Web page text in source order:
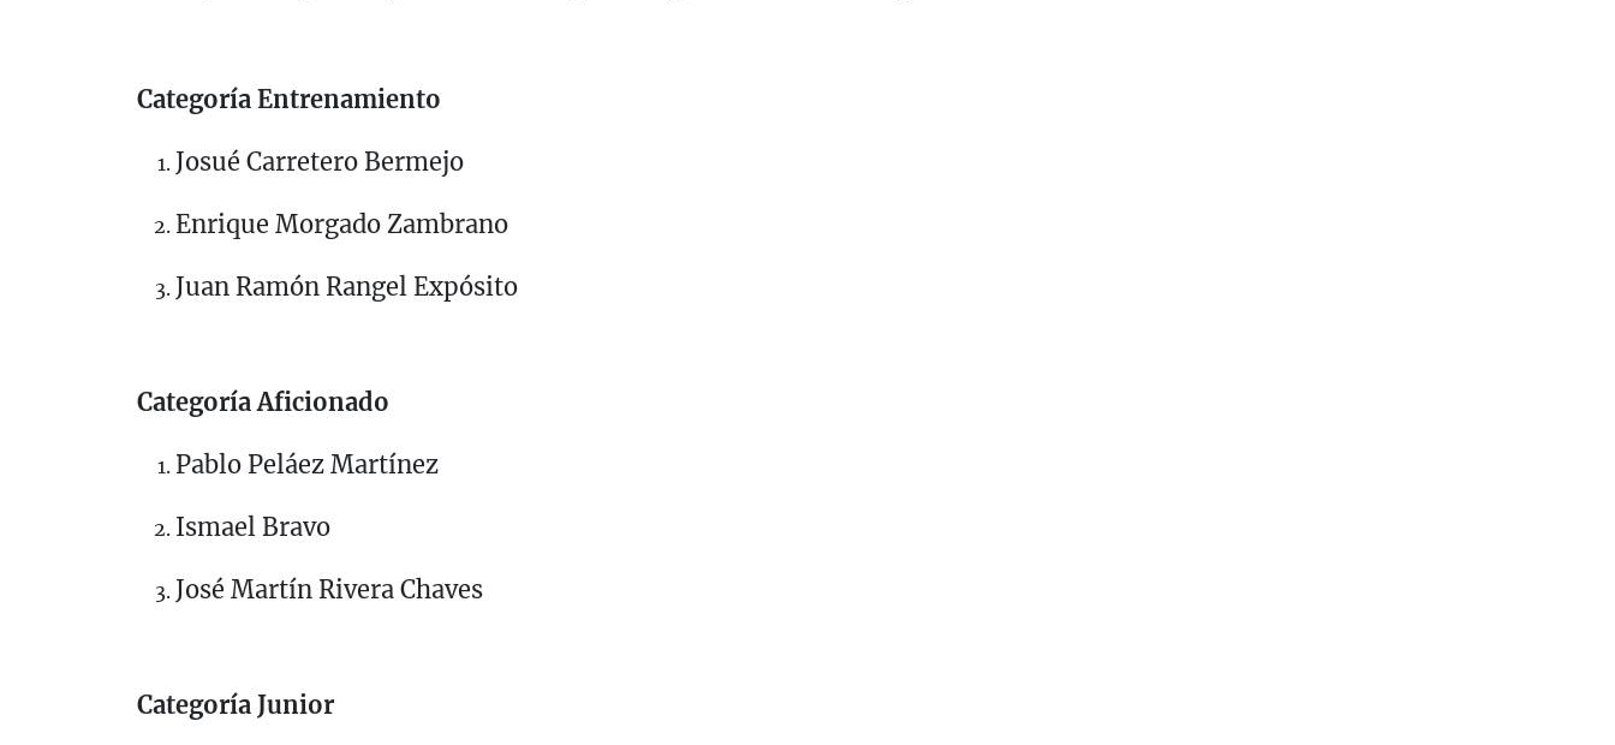
Categoría Entrenamiento
Josué Carretero Bermejo
Enrique Morgado Zambrano
Juan Ramón Rangel Expósito
Categoría Aficionado
Pablo Peláez Martínez
Ismael Bravo
José Martín Rivera Chaves
Categoría Junior